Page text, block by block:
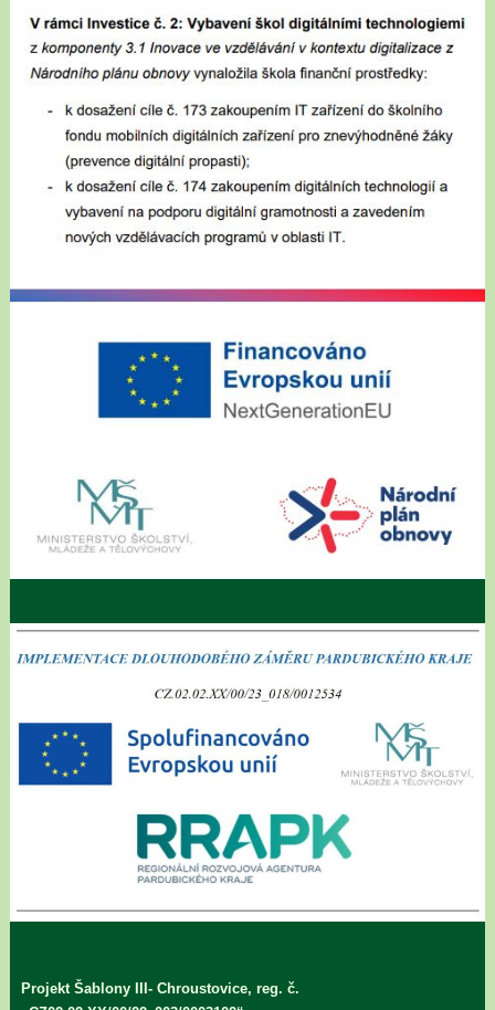
Projekt Šablony III- Chroustovice, reg. č.